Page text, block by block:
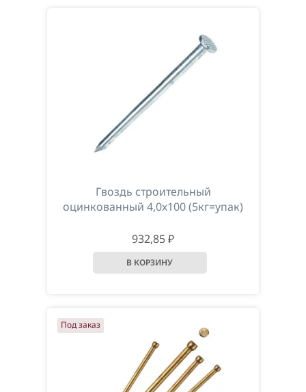
Гвоздь строительный
оцинкованный 4,0х100 (5кг=упак)
932,85 ₽
Под заказ